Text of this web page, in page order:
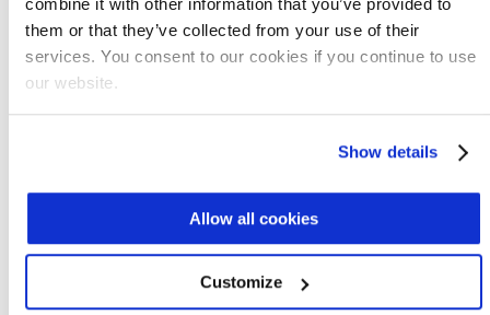
combine it with other information that you’ve provided to
them or that they’ve collected from your use of their
services. You consent to our cookies if you continue to use
our website.
Show details
Allow all cookies
Customize
progettate e personalizzate per gestire
un'ampia varietà di tipologie di reflui e
differenti portate. Le nostre soluzioni DAF